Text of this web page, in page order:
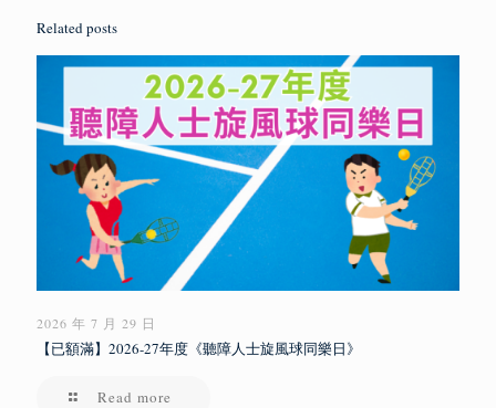
Related posts
2026 年 7 月 29 日
【已額滿】2026-27年度《聽障人士旋風球同樂日》
Read more